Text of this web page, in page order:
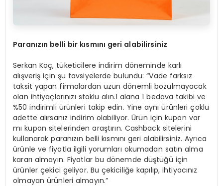
Paranızın belli bir kısmını geri alabilirsiniz
Serkan Koç, tüketicilere indirim döneminde karlı
alışveriş için şu tavsiyelerde bulundu: “Vade farksız
taksit yapan firmalardan uzun dönemli bozulmayacak
olan ihtiyaçlarınızı stoklu alın.1 alana 1 bedava takibi ve
%50 indirimli ürünleri takip edin. Yine aynı ürünleri çoklu
adette alırsanız indirim olabiliyor. Ürün için kupon var
mı kupon sitelerinden araştırın. Cashback sitelerini
kullanarak paranızın belli kısmını geri alabilirsiniz. Ayrıca
ürünle ve fiyatla ilgili yorumları okumadan satın alma
kararı almayın. Fiyatlar bu dönemde düştüğü için
ürünler çekici geliyor. Bu çekiciliğe kapılıp, ihtiyacınız
olmayan ürünleri almayın.”